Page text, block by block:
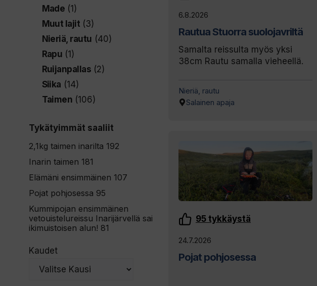
6.8.2026
Rautua Stuorra suolojavriltä
Samalta reissulta myös yksi
38cm Rautu samalla vieheellä.
Nieriä, rautu
Salainen apaja
95 tykkäystä
24.7.2026
Pojat pohjosessa
Made (1)
Muut lajit (3)
Nieriä, rautu (40)
Rapu (1)
Ruijanpallas (2)
Siika (14)
Taimen (106)
Tykätyimmät saaliit
2,1kg taimen inarilta 192
Inarin taimen 181
Elämäni ensimmäinen 107
Pojat pohjosessa 95
Kummipojan ensimmäinen
vetouistelureissu Inarijärvellä sai
ikimuistoisen alun! 81
Kaudet